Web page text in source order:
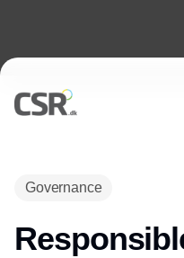
Governance